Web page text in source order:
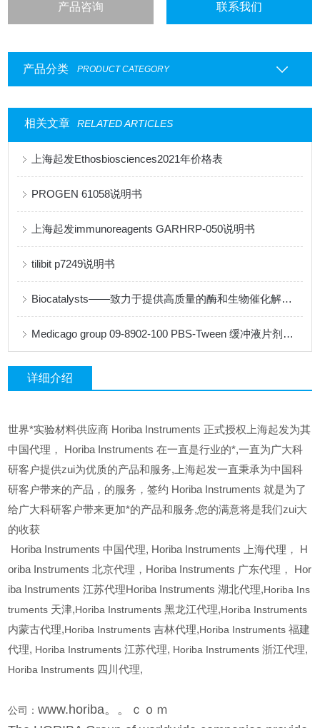
产品咨询 联系我们
产品分类 PRODUCT CATEGORY
相关文章 RELATED ARTICLES
上海起发Ethosbiosciences2021年价格表
PROGEN 61058说明书
上海起发immunoreagents GARHRP-050说明书
tilibit p7249说明书
Biocatalysts——致力于提供高质量的酶和生物催化解决方案
Medicago group 09-8902-100 PBS-Tween 缓冲液片剂说明书
详细介绍
世界*实验材料供应商 Horiba Instruments 正式授权上海起发为其
中国代理， Horiba Instruments 在一直是行业的*,一直为广大科
研客户提供zui为优质的产品和服务,上海起发一直秉承为中国科
研客户带来的产品，的服务，签约 Horiba Instruments 就是为了
给广大科研客户带来更加*的产品和服务,您的满意将是我们zui大
的收获
Horiba Instruments中国代理, Horiba Instruments 上海代理， H
oriba Instruments 北京代理，Horiba Instruments 广东代理， Hor
iba Instruments 江苏代理Horiba Instruments 湖北代理,Horiba Ins
truments 天津,Horiba Instruments黑龙江代理,Horiba Instruments
内蒙古代理,Horiba Instruments吉林代理,Horiba Instruments福建
代理, Horiba Instruments江苏代理, Horiba Instruments浙江代理,
Horiba Instruments 四川代理,
公司：www.horiba。。ｃｏｍ